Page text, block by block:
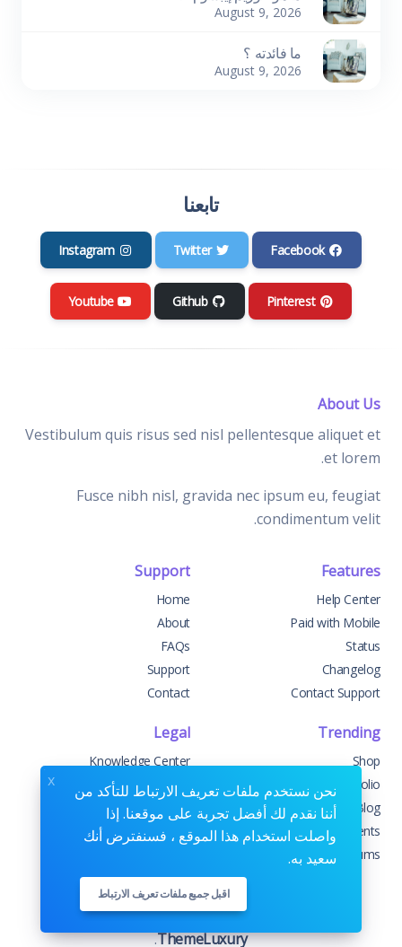
August 9, 2026
ما فائدته ؟
August 9, 2026
تابعنا
Facebook
Twitter
Instagram
Pinterest
Github
Youtube
About Us
Vestibulum quis risus sed nisl pellentesque aliquet et
et lorem.
Fusce nibh nisl, gravida nec ipsum eu, feugiat
condimentum velit.
Features
Help Center
Paid with Mobile
Status
Changelog
Contact Support
Support
Home
About
FAQs
Support
Contact
Trending
Shop
Portfolio
Blog
Events
Forums
Legal
Knowledge Center
Custom Development
Sponsorships
Terms & Conditions
Copyrights © 2026. All Rights Reserved by
ThemeLuxury
.
نحن نستخدم ملفات تعريف الارتباط للتأكد من
أننا نقدم لك أفضل تجربة على موقعنا. إذا
واصلت استخدام هذا الموقع ، فسنفترض أنك
سعيد به.
اقبل جميع ملفات تعريف الارتباط
x